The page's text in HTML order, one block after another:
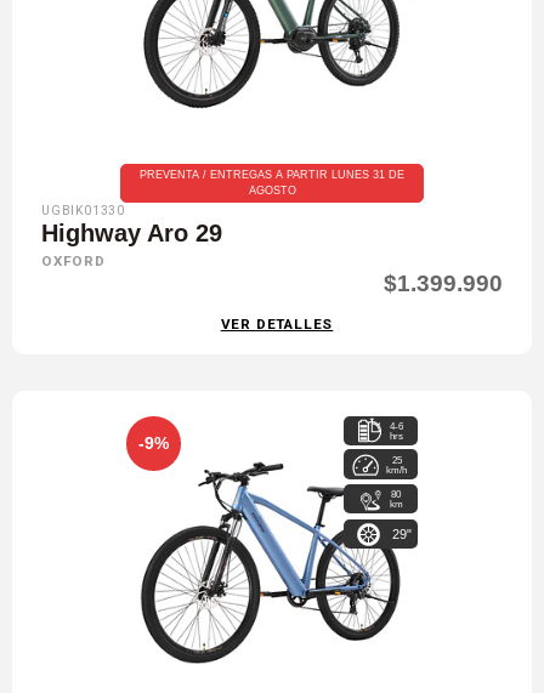
PREVENTA / ENTREGAS A PARTIR LUNES 31 DE
AGOSTO
UGBIK01330
Highway Aro 29
OXFORD
$1.399.990
VER DETALLES
-9%
4-6
hrs
25
km/h
80
km
29"